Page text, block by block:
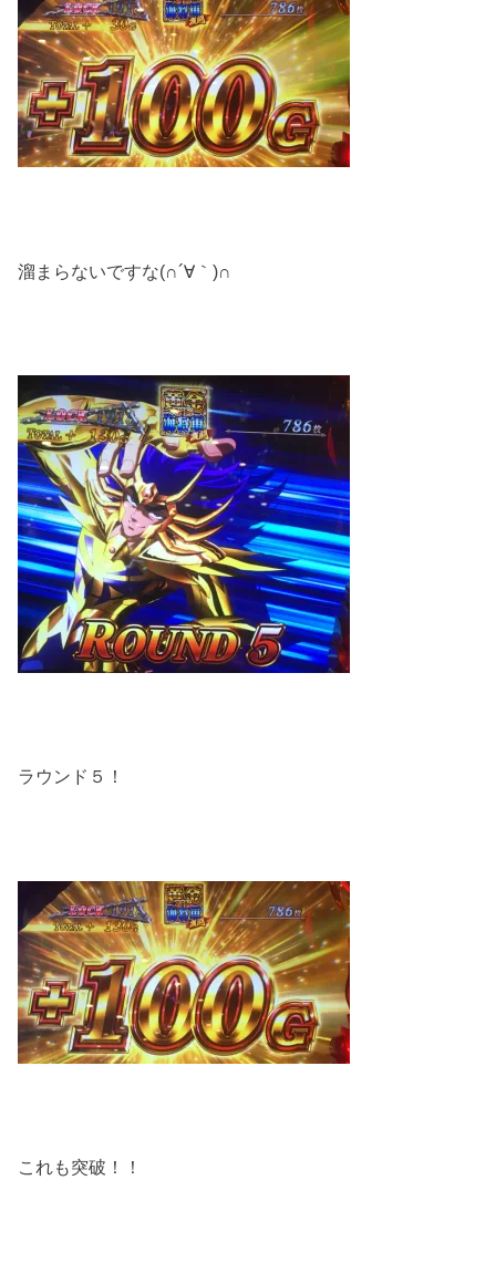
溜まらないですな(∩´∀｀)∩
ラウンド５！
これも突破！！